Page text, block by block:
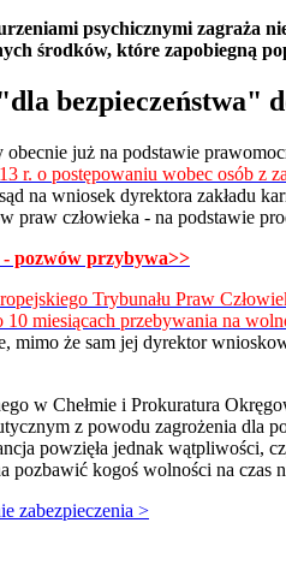
psychicznymi zagraża
środków, które zapobiegną
bezpieczeństwa"
już na podstawie
r. o postępowaniu wobec osób z
na wniosek dyrektora zakładu
praw człowieka - na podstawie
pozwów przybywa>>
Trybunału Praw
miesiącach przebywania na
mimo że sam jej dyrektor
w Chełmie i Prokuratura
z powodu zagrożenia dla
powzięła jednak wątpliwości,
pozbawić kogoś wolności na czas
zabezpieczenia >